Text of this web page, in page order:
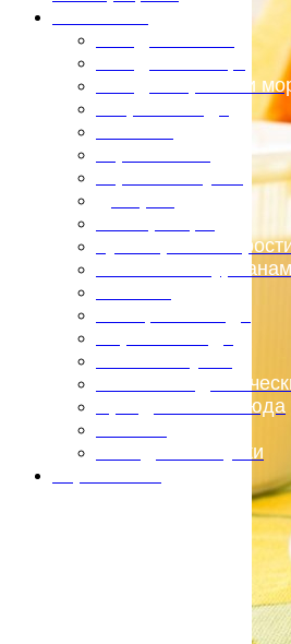
Блюда из рыбы и
Кулинарные
Маленьким гурманам
Постные и
Праздничные блюда
Холодные закуски